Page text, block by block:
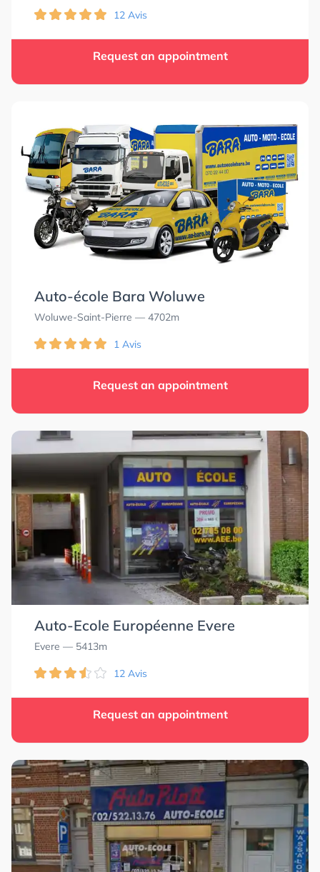
12 Avis
Request an appointment
Auto-école Bara Woluwe
Woluwe-Saint-Pierre — 4702m
1 Avis
Request an appointment
Auto-Ecole Européenne Evere
Evere — 5413m
12 Avis
Request an appointment